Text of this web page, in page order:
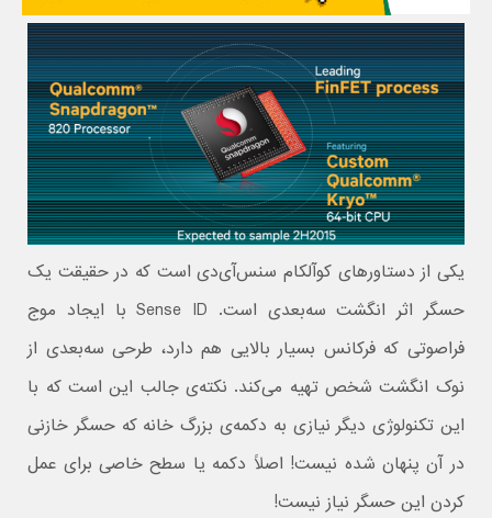
یکی از دستاورهای کوآلکام سنس‌آی‌دی است که در حقیقت یک
حسگر اثر انگشت سه‌بعدی است. Sense ID با ایجاد موج
فراصوتی که فرکانس بسیار بالایی هم دارد، طرحی سه‌بعدی از
نوک انگشت شخص تهیه می‌کند. نکته‌ی جالب این است که با
این تکنولوژی دیگر نیازی به دکمه‌ی بزرگ خانه که حسگر خازنی
در آن پنهان شده نیست! اصلاً دکمه یا سطح خاصی برای عمل
کردن این حسگر نیاز نیست!